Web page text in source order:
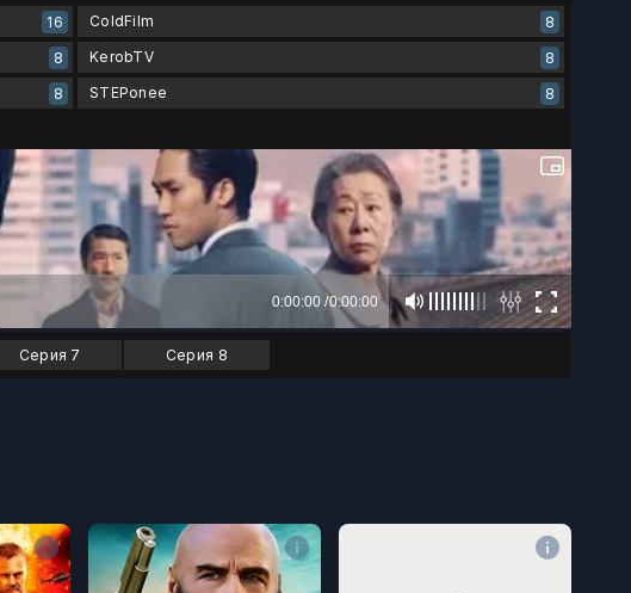
16 ColdFilm
8
8 KerobTV
8
8 STEPonee 8
Серия 7 Серия 8